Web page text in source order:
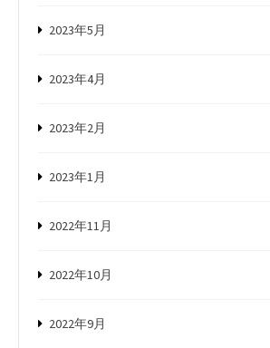
2023年5月
2023年4月
2023年2月
2023年1月
2022年11月
2022年10月
2022年9月